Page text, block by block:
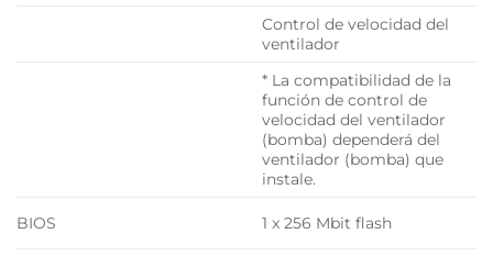
Control de velocidad del
ventilador
* La compatibilidad de la
función de control de
velocidad del ventilador
(bomba) dependerá del
ventilador (bomba) que
instale.
BIOS 1 x 256 Mbit flash